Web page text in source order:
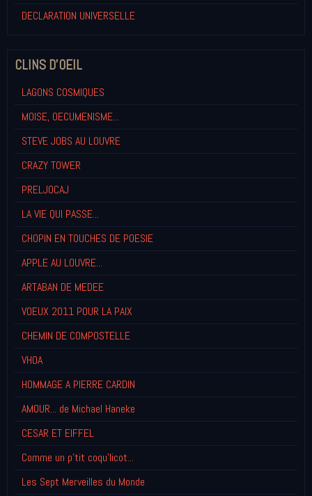
DECLARATION UNIVERSELLE
CLINS D'OEIL
LAGONS COSMIQUES
MOISE, OECUMENISME...
STEVE JOBS AU LOUVRE
CRAZY TOWER
PRELJOCAJ
LA VIE QUI PASSE...
CHOPIN EN TOUCHES DE POESIE
APPLE AU LOUVRE...
ARTABAN DE MEDEE
VOEUX 2011 POUR LA PAIX
CHEMIN DE COMPOSTELLE
VHOA
HOMMAGE A PIERRE CARDIN
AMOUR... de Michael Haneke
CESAR ET EIFFEL
Comme un p'tit coqu'licot...
Les Sept Merveilles du Monde